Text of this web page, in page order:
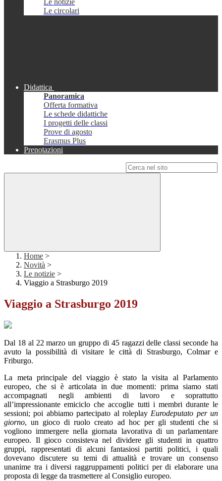
Le notizie
Le circolari
Didattica
Panoramica
Offerta formativa
Le schede didattiche
I progetti delle classi
Prove di agosto
Erasmus Plus
Prenotazioni
Home >
Novità >
Le notizie >
Viaggio a Strasburgo 2019
Viaggio a Strasburgo 2019
Dal 18 al 22 marzo un gruppo di 45 ragazzi delle classi seconde ha
avuto la possibilità di visitare le città di Strasburgo, Colmar e
Friburgo.
La meta principale del viaggio è stato la visita al Parlamento
europeo, che si è articolata in due momenti: prima siamo stati
accompagnati negli ambienti di lavoro e soprattutto
all’impressionante emiciclo che accoglie tutti i membri durante le
sessioni; poi abbiamo partecipato al roleplay Eurodeputato per un
giorno, un gioco di ruolo creato ad hoc per gli studenti che si
vogliono immergere nella giornata lavorativa di un parlamentare
europeo. Il gioco consisteva nel dividere gli studenti in quattro
gruppi, rappresentati di alcuni fantasiosi partiti politici, i quali
dovevano discutere su temi di attualità e trovare un consenso
unanime tra i diversi raggruppamenti politici per di elaborare una
proposta di legge da trasmettere al Consiglio europeo.